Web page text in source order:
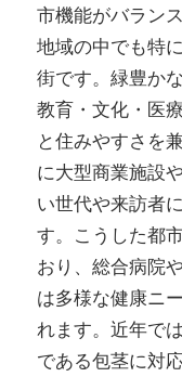
市機能がバラン
地域の中でも特
街です。緑豊か
教育・文化・医
と住みやすさを
に大型商業施設
い世代や来訪者
す。こうした都
おり、総合病院
は多様な健康ニ
れます。近年で
である包茎に対